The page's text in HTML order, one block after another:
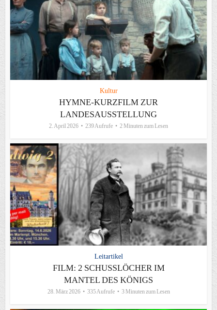
Kultur
HYMNE-KURZFILM ZUR
LANDESAUSSTELLUNG
2. April 2026 239 Aufrufe 2 Minuten zum Lesen
Leitartikel
FILM: 2 SCHUSSLÖCHER IM
MANTEL DES KÖNIGS
28. März 2026 335 Aufrufe 3 Minuten zum Lesen